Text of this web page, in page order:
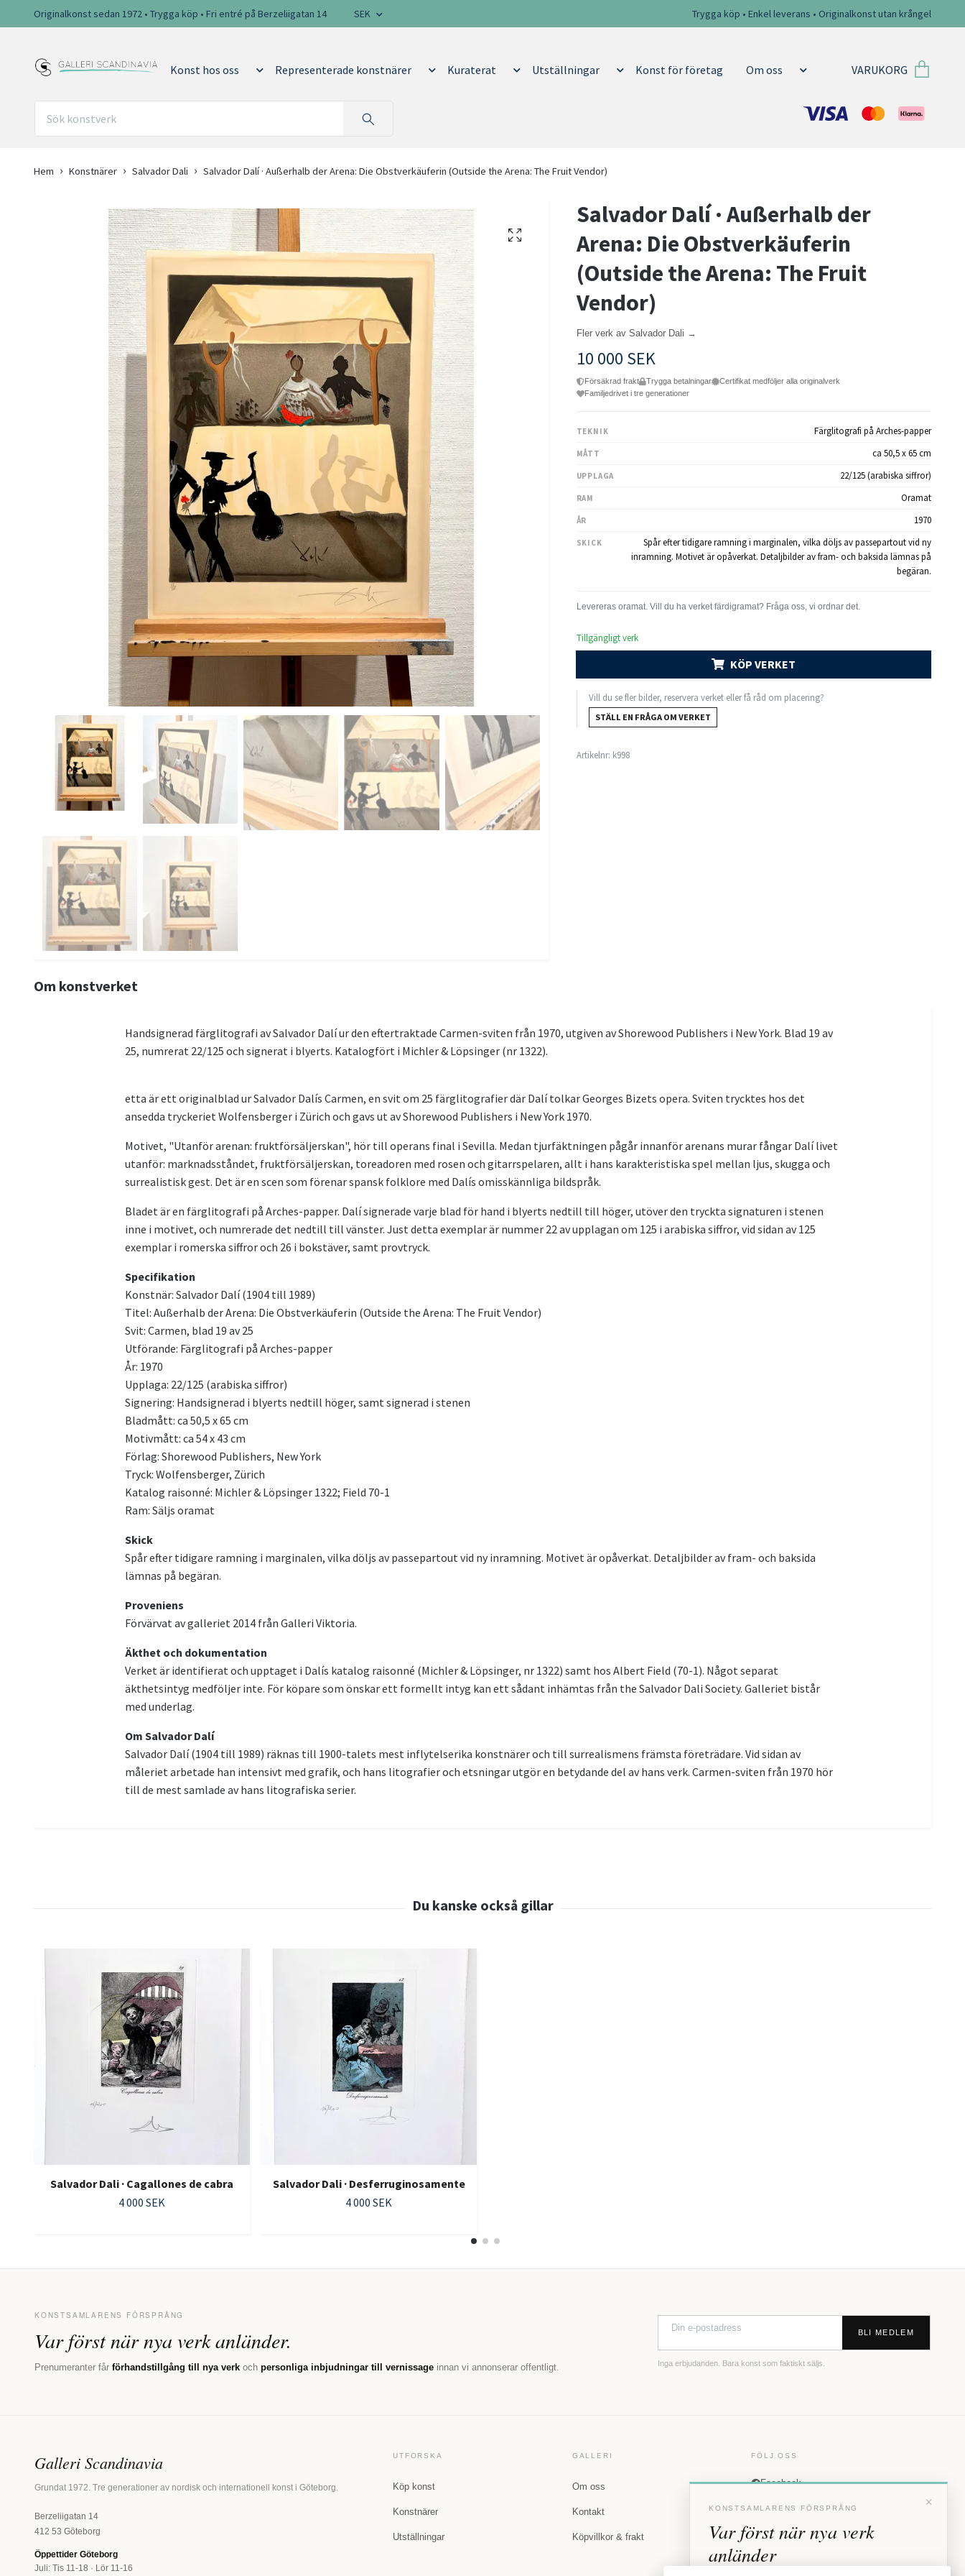
Originalkonst sedan 1972 • Trygga köp • Fri entré på Berzeliigatan 14 SEK Trygga köp • Enkel leverans • Originalkonst utan krångel
Konst hos oss Representerade konstnärer Kuraterat Utställningar Konst för företag Om oss VARUKORG
Hem Konstnärer Salvador Dali Salvador Dalí · Außerhalb der Arena: Die Obstverkäuferin (Outside the Arena: The Fruit Vendor)
Salvador Dalí · Außerhalb der
Arena: Die Obstverkäuferin
(Outside the Arena: The Fruit
Vendor)
Fler verk av Salvador Dali →
10 000 SEK
Försäkrad frakt Trygga betalningar
Certifikat medföljer alla originalverk
Familjedrivet i tre generationer
TEKNIK Färglitografi på Arches-papper
MÅTT ca 50,5 x 65 cm
UPPLAGA 22/125 (arabiska siffror)
RAM Oramat
ÅR 1970
SKICK
Spår efter tidigare ramning i marginalen, vilka döljs av passepartout vid ny
inramning. Motivet är opåverkat. Detaljbilder av fram- och baksida lämnas på
begäran.
Tillgängligt verk
KÖP VERKET
Vill du se fler bilder, reservera verket eller få råd om placering?
STÄLL EN FRÅGA OM VERKET
Artikelnr: k998
Om konstverket
Handsignerad färglitografi av Salvador Dalí ur den eftertraktade Carmen-sviten från 1970, utgiven av Shorewood Publishers i New York. Blad 19 av
25, numrerat 22/125 och signerat i blyerts. Katalogfört i Michler & Löpsinger (nr 1322).
etta är ett originalblad ur Salvador Dalís Carmen, en svit om 25 färglitografier där Dalí tolkar Georges Bizets opera. Sviten trycktes hos det
ansedda tryckeriet Wolfensberger i Zürich och gavs ut av Shorewood Publishers i New York 1970.
Motivet, "Utanför arenan: fruktförsäljerskan", hör till operans final i Sevilla. Medan tjurfäktningen pågår innanför arenans murar fångar Dalí livet
utanför: marknadsståndet, fruktförsäljerskan, toreadoren med rosen och gitarrspelaren, allt i hans karakteristiska spel mellan ljus, skugga och
surrealistisk gest. Det är en scen som förenar spansk folklore med Dalís omisskännliga bildspråk.
Bladet är en färglitografi på Arches-papper. Dalí signerade varje blad för hand i blyerts nedtill till höger, utöver den tryckta signaturen i stenen
inne i motivet, och numrerade det nedtill till vänster. Just detta exemplar är nummer 22 av upplagan om 125 i arabiska siffror, vid sidan av 125
exemplar i romerska siffror och 26 i bokstäver, samt provtryck.
Specifikation
Konstnär: Salvador Dalí (1904 till 1989)
Titel: Außerhalb der Arena: Die Obstverkäuferin (Outside the Arena: The Fruit Vendor)
Svit: Carmen, blad 19 av 25
Utförande: Färglitografi på Arches-papper
År: 1970
Upplaga: 22/125 (arabiska siffror)
Signering: Handsignerad i blyerts nedtill höger, samt signerad i stenen
Bladmått: ca 50,5 x 65 cm
Motivmått: ca 54 x 43 cm
Förlag: Shorewood Publishers, New York
Tryck: Wolfensberger, Zürich
Katalog raisonné: Michler & Löpsinger 1322; Field 70-1
Ram: Säljs oramat
Skick
Spår efter tidigare ramning i marginalen, vilka döljs av passepartout vid ny inramning. Motivet är opåverkat. Detaljbilder av fram- och baksida
lämnas på begäran.
Proveniens
Förvärvat av galleriet 2014 från Galleri Viktoria.
Äkthet och dokumentation
Verket är identifierat och upptaget i Dalís katalog raisonné (Michler & Löpsinger, nr 1322) samt hos Albert Field (70-1). Något separat
äkthetsintyg medföljer inte. För köpare som önskar ett formellt intyg kan ett sådant inhämtas från the Salvador Dali Society. Galleriet bistår
med underlag.
Om Salvador Dalí
Salvador Dalí (1904 till 1989) räknas till 1900-talets mest inflytelserika konstnärer och till surrealismens främsta företrädare. Vid sidan av
måleriet arbetade han intensivt med grafik, och hans litografier och etsningar utgör en betydande del av hans verk. Carmen-sviten från 1970 hör
till de mest samlade av hans litografiska serier.
Salvador Dali · Cagallones de cabra
4 000 SEK
Salvador Dali · Desferruginosamente
4 000 SEK
KONSTSAMLARENS FÖRSPRÅNG
Var först när nya verk anländer.
Prenumeranter får förhandstillgång till nya verk och personliga inbjudningar till vernissage innan vi annonserar offentligt.
BLI MEDLEM
Inga erbjudanden. Bara konst som faktiskt säljs.
Galleri Scandinavia
Grundat 1972. Tre generationer av nordisk och internationell konst i Göteborg.
Berzeliigatan 14
412 53 Göteborg
Öppettider Göteborg
Juli: Tis 11-18 · Lör 11-16
UTFORSKA
Köp konst
Konstnärer
Utställningar
GALLERI
Om oss
Kontakt
Köpvillkor & frakt
FÖLJ OSS
Facebook
×
KONSTSAMLARENS FÖRSPRÅNG
Var först när nya verk
anländer